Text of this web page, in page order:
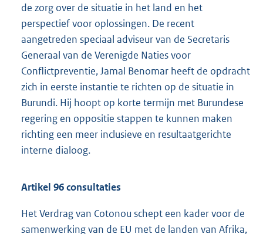
de zorg over de situatie in het land en het
perspectief voor oplossingen. De recent
aangetreden speciaal adviseur van de Secretaris
Generaal van de Verenigde Naties voor
Conflictpreventie, Jamal Benomar heeft de opdracht
zich in eerste instantie te richten op de situatie in
Burundi. Hij hoopt op korte termijn met Burundese
regering en oppositie stappen te kunnen maken
richting een meer inclusieve en resultaatgerichte
interne dialoog.
Artikel 96 consultaties
Het Verdrag van Cotonou schept een kader voor de
samenwerking van de EU met de landen van Afrika,